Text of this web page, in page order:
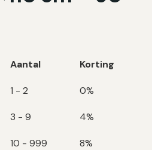
Aantal Korting
1 - 2 0%
3 - 9 4%
10 - 999 8%